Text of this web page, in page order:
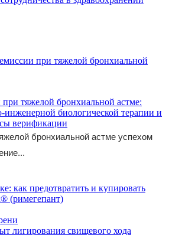
simptomaticheskie-golovnye-boli/
тяжелой бронхиальной астме:
инженерной биологической терапии и
верификации
бронхиальной астме успехом